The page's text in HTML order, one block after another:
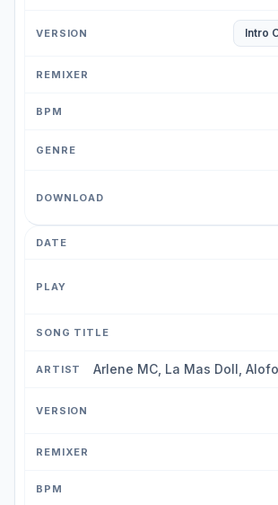
Intro
Arlene MC, La Mas Doll,